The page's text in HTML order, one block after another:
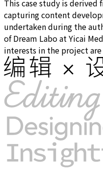
This case study is
capturing content
undertaken during the
of Dream Labo at Yicai
interests in the project